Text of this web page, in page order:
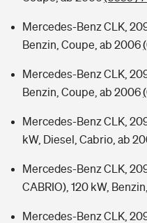
Mercedes-Benz CLK,
Benzin, Coupe, ab 2006
Mercedes-Benz CLK,
Benzin, Coupe, ab 2006
Mercedes-Benz CLK,
kW, Diesel, Cabrio, ab
Mercedes-Benz CLK,
CABRIO), 120 kW,
Mercedes-Benz CLK,